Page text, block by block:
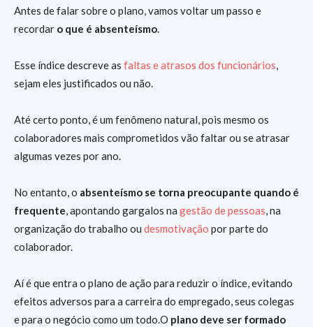
Antes de falar sobre o plano, vamos voltar um passo e
recordar o que é absenteísmo.
Esse índice descreve as faltas e atrasos dos funcionários,
sejam eles justificados ou não.
Até certo ponto, é um fenômeno natural, pois mesmo os
colaboradores mais comprometidos vão faltar ou se atrasar
algumas vezes por ano.
No entanto, o absenteísmo se torna preocupante quando é
frequente, apontando gargalos na gestão de pessoas, na
organização do trabalho ou desmotivação por parte do
colaborador.
Aí é que entra o plano de ação para reduzir o índice, evitando
efeitos adversos para a carreira do empregado, seus colegas
e para o negócio como um todo.O plano deve ser formado